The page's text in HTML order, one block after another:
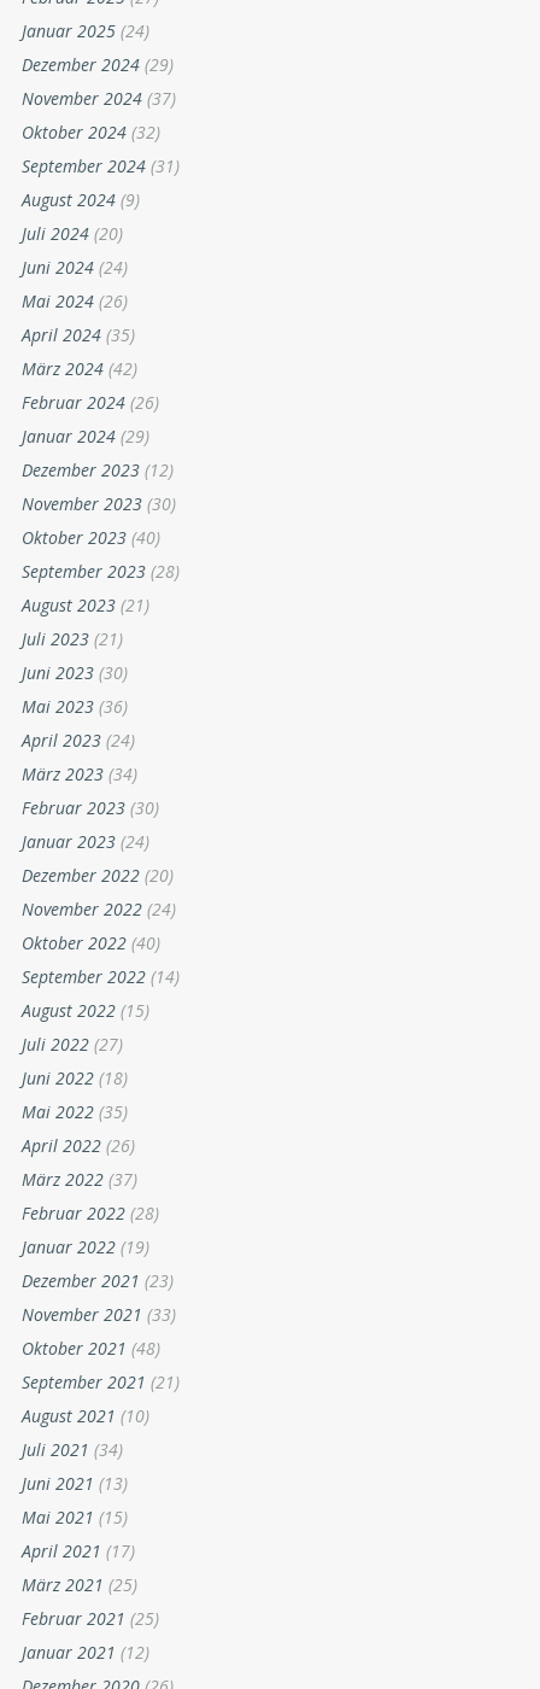
Januar 2025 (24)
Dezember 2024 (29)
November 2024 (37)
Oktober 2024 (32)
September 2024 (31)
August 2024 (9)
Juli 2024 (20)
Juni 2024 (24)
Mai 2024 (26)
April 2024 (35)
März 2024 (42)
Februar 2024 (26)
Januar 2024 (29)
Dezember 2023 (12)
November 2023 (30)
Oktober 2023 (40)
September 2023 (28)
August 2023 (21)
Juli 2023 (21)
Juni 2023 (30)
Mai 2023 (36)
April 2023 (24)
März 2023 (34)
Februar 2023 (30)
Januar 2023 (24)
Dezember 2022 (20)
November 2022 (24)
Oktober 2022 (40)
September 2022 (14)
August 2022 (15)
Juli 2022 (27)
Juni 2022 (18)
Mai 2022 (35)
April 2022 (26)
März 2022 (37)
Februar 2022 (28)
Januar 2022 (19)
Dezember 2021 (23)
November 2021 (33)
Oktober 2021 (48)
September 2021 (21)
August 2021 (10)
Juli 2021 (34)
Juni 2021 (13)
Mai 2021 (15)
April 2021 (17)
März 2021 (25)
Februar 2021 (25)
Januar 2021 (12)